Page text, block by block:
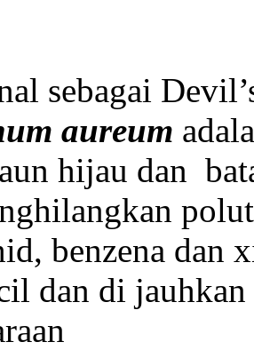
sebagai
aureum
hijau dan
benzena dan
dan di